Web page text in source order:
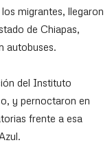
migrantes, llegaron
de Chiapas,
autobuses.
del Instituto
y pernoctaron en
frente a esa